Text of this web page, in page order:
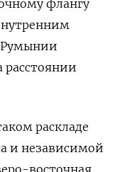
флангу
расстоянии
раскладе
и независимой
восточная